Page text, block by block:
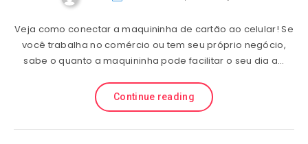
Veja como conectar a maquininha de cartão ao celular! Se
você trabalha no comércio ou tem seu próprio negócio,
sabe o quanto a maquininha pode facilitar o seu dia a…
Continue reading